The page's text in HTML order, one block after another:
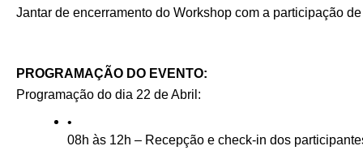
Jantar de encerramento do Workshop com a participação
PROGRAMAÇÃO DO EVENTO:
Programação do dia 22 de Abril:
08h às 12h – Recepção e check-in dos